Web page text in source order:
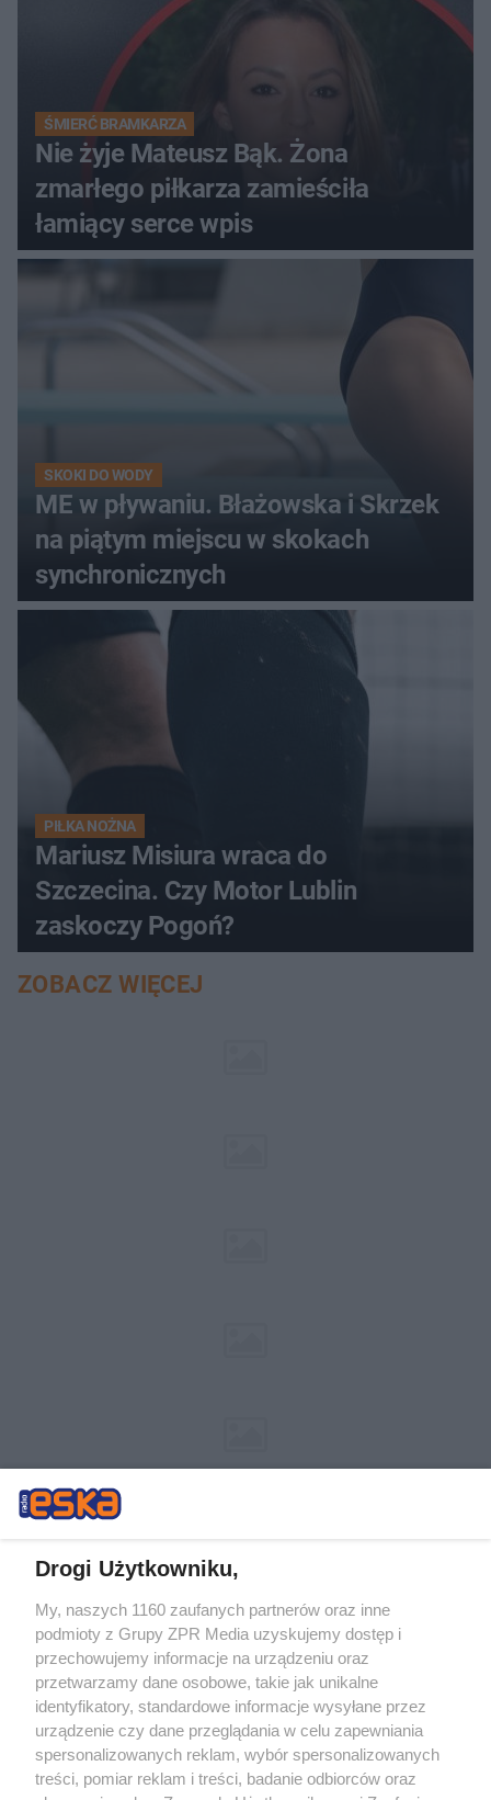
ŚMIERĆ BRAMKARZA
Nie żyje Mateusz Bąk. Żona
zmarłego piłkarza zamieściła
łamiący serce wpis
SKOKI DO WODY
ME w pływaniu. Błażowska i Skrzek
na piątym miejscu w skokach
synchronicznych
PIŁKA NOŻNA
Mariusz Misiura wraca do
Szczecina. Czy Motor Lublin
zaskoczy Pogoń?
ZOBACZ WIĘCEJ
Żaden utwór zamieszczony w serwisie nie może być powielany i
rozpowszechniany lub dalej rozpowszechniany w jakikolwiek sposób (w
tym także elektroniczny lub mechaniczny) na jakimkolwiek polu
eksploatacji w jakiejkolwiek formie, włącznie z umieszczaniem w
Internecie bez pisemnej zgody właściciela praw. Jakiekolwiek użycie lub
wykorzystanie utworów w całości lub w części z naruszeniem prawa,
tzn. bez właściwej zgody, jest zabronione pod groźbą kary i może być
ścigane prawnie.
Drogi Użytkowniku,
My, naszych 1160 zaufanych partnerów oraz inne
podmioty z Grupy ZPR Media uzyskujemy dostęp i
przechowujemy informacje na urządzeniu oraz
przetwarzamy dane osobowe, takie jak unikalne
identyfikatory, standardowe informacje wysyłane przez
urządzenie czy dane przeglądania w celu zapewniania
spersonalizowanych reklam, wybór spersonalizowanych
treści, pomiar reklam i treści, badanie odbiorców oraz